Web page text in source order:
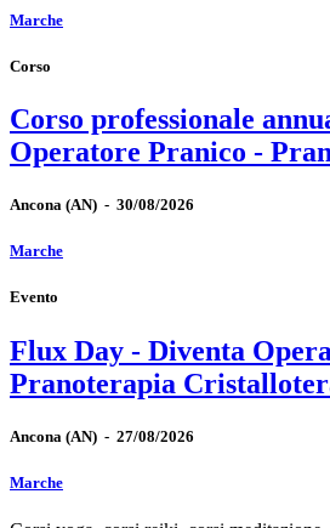
Marche
Corso
Corso professionale
Operatore Pranico -
Ancona (AN) - 30/08/2026
Marche
Evento
Flux Day - Diventa
Pranoterapia
Ancona (AN) - 27/08/2026
Marche